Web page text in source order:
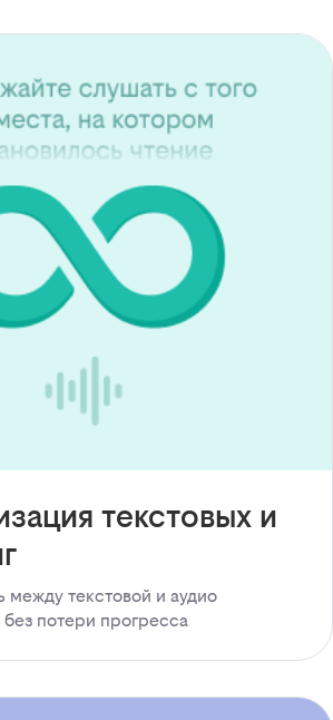
текстовых и
между текстовой и аудио
потери прогресса